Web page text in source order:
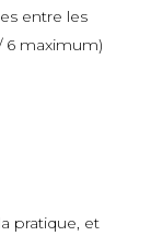
entre les
6 maximum)
pratique, et